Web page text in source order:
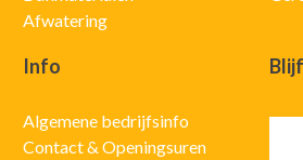
Afwatering
Info
Algemene bedrijfsinfo
Contact & Openingsuren